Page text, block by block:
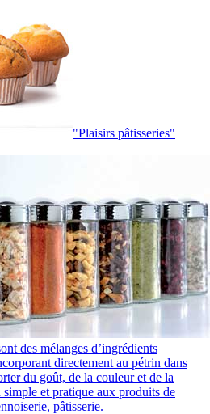
"Plaisirs pâtisseries"
des mélanges d’ingrédients
directement au pétrin dans
du goût, de la couleur et de la
simple et pratique aux produits de
pâtisserie.